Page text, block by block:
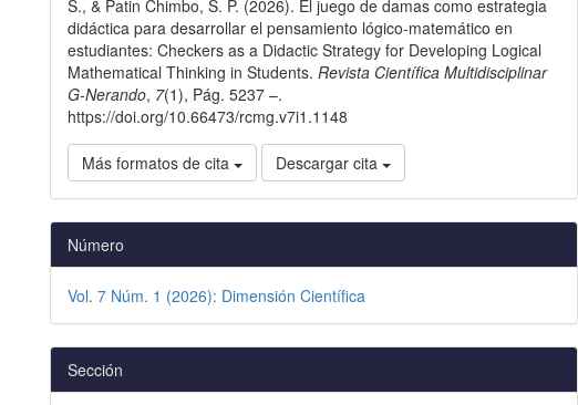
S., & Patin Chimbo, S. P. (2026). El juego de damas como estrategia
didáctica para desarrollar el pensamiento lógico-matemático en
estudiantes: Checkers as a Didactic Strategy for Developing Logical
Mathematical Thinking in Students.Revista Científica Multidisciplinar
G-Nerando, 7(1), Pág. 5237 –.
https://doi.org/10.66473/rcmg.v7i1.1148
Más formatos de cita Descargar cita
Número
Vol. 7 Núm. 1 (2026): Dimensión Científica
Sección